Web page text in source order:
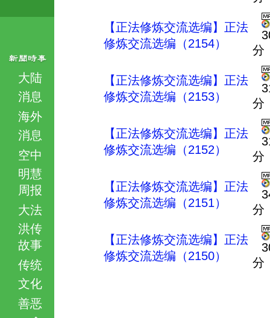
大陆
消息
海外
消息
空中
明慧
周报
大法
洪传
故事
传统
文化
善恶
【正法修炼交流选编】正法
修炼交流选编（2154）
分
【正法修炼交流选编】正法
修炼交流选编（2153）
分
【正法修炼交流选编】正法
修炼交流选编（2152）
分
【正法修炼交流选编】正法
修炼交流选编（2151）
分
【正法修炼交流选编】正法
修炼交流选编（2150）
分